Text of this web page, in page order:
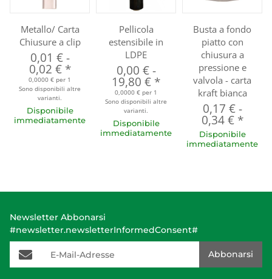
Metallo/ Carta
Chiusure a clip
0,01 €-
0,02 € *
0,0000 € per 1
Sono disponibili altre
varianti.
Disponibile
immediatamente
Pellicola
estensibile in
LDPE
0,00 €-
19,80 € *
0,0000 € per 1
Sono disponibili altre
varianti.
Disponibile
immediatamente
Busta a fondo
piatto con
chiusura a
pressione e
valvola - carta
kraft bianca
0,17 €-
0,34 € *
Disponibile
immediatamente
Newsletter Abbonarsi
#newsletter.newsletterInformedConsent#
E-Mail-Adresse
Abbonarsi